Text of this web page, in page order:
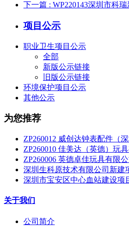
下一篇 : WP220143深圳市科
项目公示
职业卫生项目公示
全部
新版公示链接
旧版公示链接
环境保护项目公示
其他公示
为您推荐
ZP260012 威创达钟表配件（
ZP260010 佳美达（英德）玩
ZP260006 英德卓佳玩具有限
深圳生科原技术有限公司新建
深圳市宝安区中心血站建设项
关于我们
公司简介